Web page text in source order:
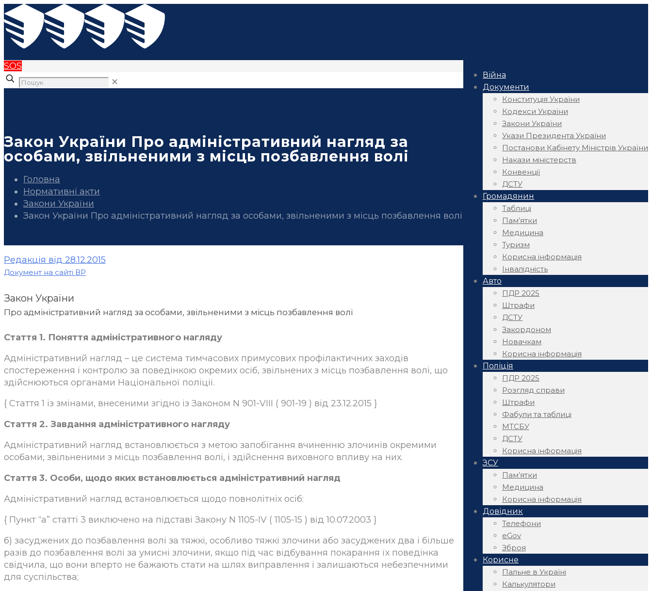
Війна
Документи
Конституція України
Кодекси України
Закони України
Укази Президента України
Постанови Кабінету Міністрів України
Накази міністерств
Конвенції
ДСТУ
Громадянин
Таблиці
Пам’ятки
Медицина
Туризм
Корисна інформація
Інвалідність
Авто
ПДР 2025
Штрафи
ДСТУ
Закордоном
Новачкам
Корисна інформація
Поліція
ПДР 2025
Розгляд справи
Штрафи
Фабули та таблиці
МТСБУ
ДСТУ
Корисна інформація
ЗСУ
Пам’ятки
Медицина
Корисна інформація
Довідник
Телефони
eGov
Зброя
Корисне
Пальне в Україні
Калькулятори
SOS
✕
Закон України Про адміністративний нагляд за
особами, звільненими з місць позбавлення волі
Головна
Нормативні акти
Закони України
Закон України Про адміністративний нагляд за особами, звільненими з місць позбавлення волі
Редакція від 28.12.2015
Документ на сайті ВР
Закон України
Про адміністративний нагляд за особами, звільненими з місць позбавлення волі
Стаття 1. Поняття адміністративного нагляду
Адміністративний нагляд – це система тимчасових примусових профілактичних заходів
спостереження і контролю за поведінкою окремих осіб, звільнених з місць позбавлення волі, що
здійснюються органами Національної поліції.
{ Стаття 1 із змінами, внесеними згідно із Законом N 901-VIII ( 901-19 ) від 23.12.2015 }
Стаття 2. Завдання адміністративного нагляду
Адміністративний нагляд встановлюється з метою запобігання вчиненню злочинів окремими
особами, звільненими з місць позбавлення волі, і здійснення виховного впливу на них.
Стаття 3. Особи, щодо яких встановлюється адміністративний нагляд
Адміністративний нагляд встановлюється щодо повнолітніх осіб:
{ Пункт “а” статті 3 виключено на підставі Закону N 1105-IV ( 1105-15 ) від 10.07.2003 }
б) засуджених до позбавлення волі за тяжкі, особливо тяжкі злочини або засуджених два і більше
разів до позбавлення волі за умисні злочини, якщо під час відбування покарання їх поведінка
свідчила, що вони вперто не бажають стати на шлях виправлення і залишаються небезпечними
для суспільства;